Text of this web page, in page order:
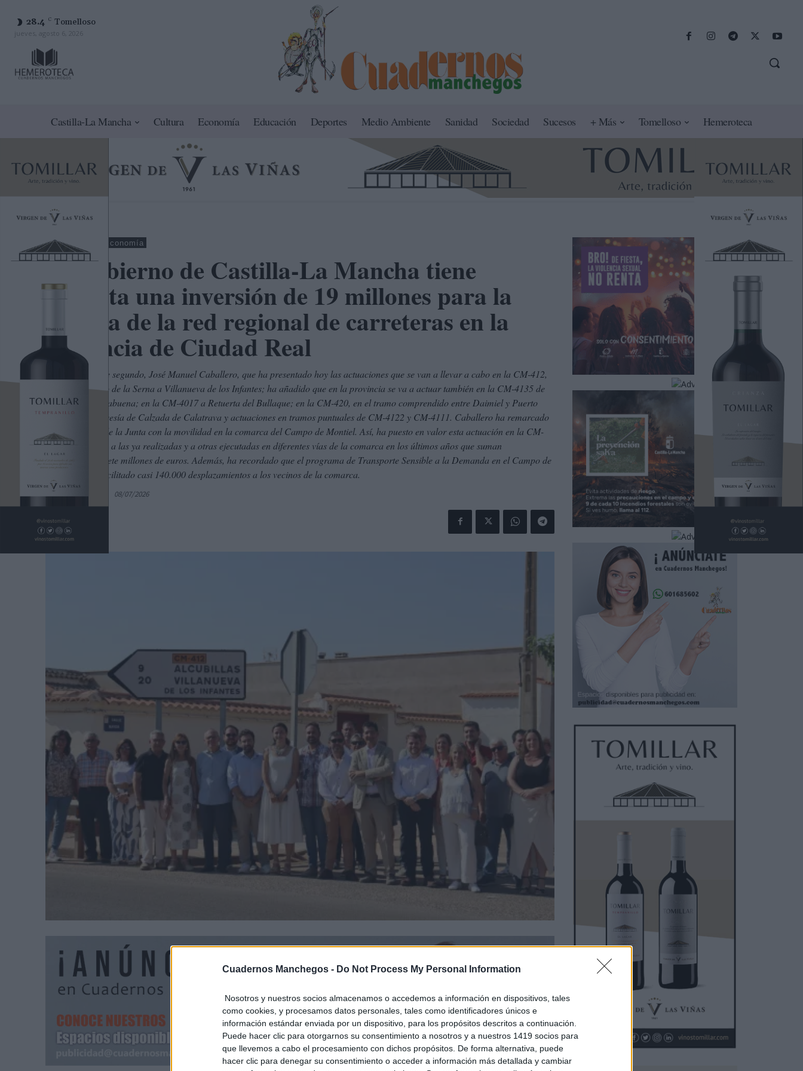
Cuadernos Manchegos - Do Not Process My Personal Information
Nosotros y nuestros socios almacenamos o accedemos a información en dispositivos, tales
como cookies, y procesamos datos personales, tales como identificadores únicos e
información estándar enviada por un dispositivo, para los propósitos descritos a continuación.
Puede hacer clic para otorgarnos su consentimiento a nosotros y a nuestros 1419 socios para
que llevemos a cabo el procesamiento con dichos propósitos. De forma alternativa, puede
hacer clic para denegar su consentimiento o acceder a información más detallada y cambiar
28.4 C Tomelloso
jueves, agosto 6, 2026
Castilla-La Mancha Cultura Economía Educación Deportes Medio Ambiente Sanidad Sociedad Sucesos + Más Tomelloso Hemeroteca
Ciudad Real Economía
El Gobierno de Castilla-La Mancha tiene
prevista una inversión de 19 millones para la
mejora de la red regional de carreteras en la
provincia de Ciudad Real
El vicepresidente segundo, José Manuel Caballero, que ha presentado hoy las actuaciones que se van a llevar a cabo en la CM-412,
en el tramo Pozo de la Serna a Villanueva de los Infantes; ha añadido que en la provincia se va a actuar también en la CM-4135 de
Porzuna a Piedrabuena; en la CM-4017 a Retuerta del Bullaque; en la CM-420, en el tramo comprendido entre Daimiel y Puerto
Lápice; y en travesía de Calzada de Calatrava y actuaciones en tramos puntuales de CM-4122 y CM-4111. Caballero ha remarcado
el compromiso de la Junta con la movilidad en la comarca del Campo de Montiel. Así, ha puesto en valor esta actuación en la CM-
412 que se suma a las ya realizadas y a otras ejecutadas en diferentes vías de la comarca en los últimos años que suman
prácticamente siete millones de euros. Además, ha recordado que el programa de Transporte Sensible a la Demanda en el Campo de
Montiel ya ha facilitado casi 140.000 desplazamientos a los vecinos de la comarca.
Por C. Manchegos 08/07/2026